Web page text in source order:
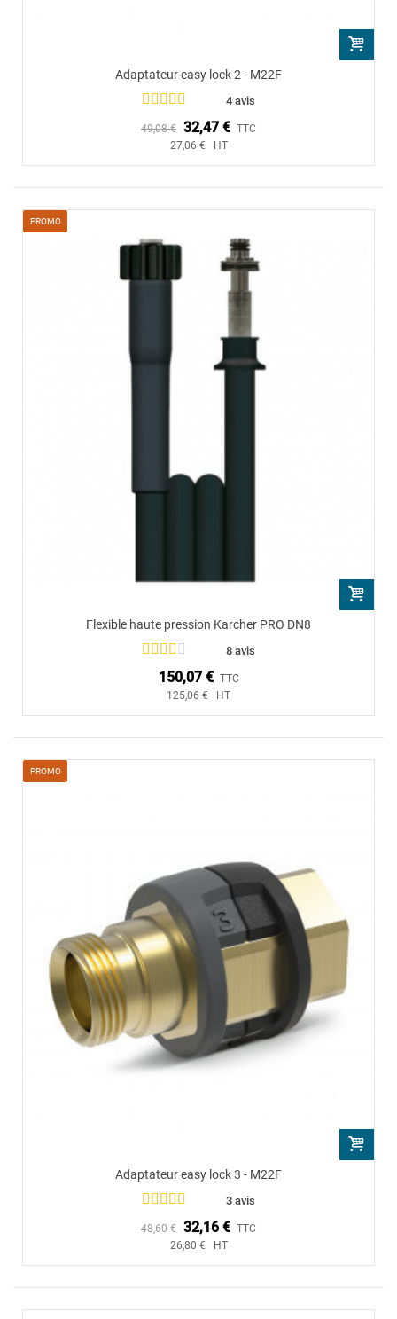
Adaptateur easy lock 2 - M22F
4 avis
49,08 € 32,47 € TTC
27,06 € HT
PROMO
Flexible haute pression Karcher PRO DN8
8 avis
150,07 € TTC
125,06 € HT
PROMO
Adaptateur easy lock 3 - M22F
3 avis
48,60 € 32,16 € TTC
26,80 € HT